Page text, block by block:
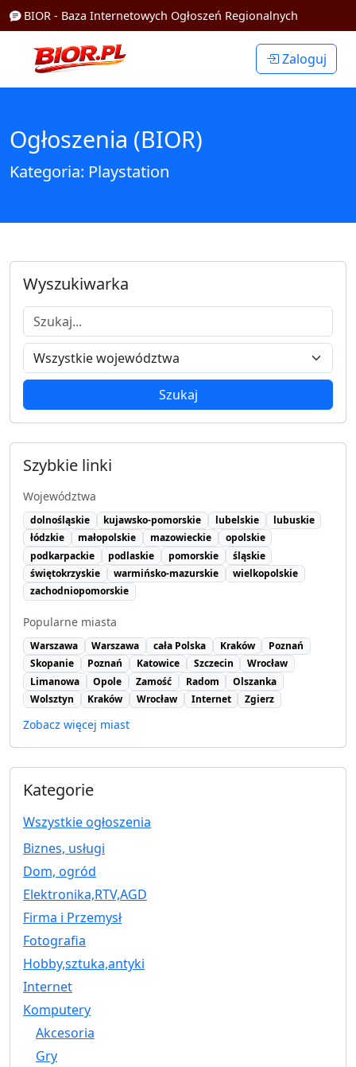
BIOR - Baza Internetowych Ogłoszeń Regionalnych
Zaloguj
Ogłoszenia (BIOR)
Kategoria: Playstation
Wyszukiwarka
Szukaj
Szybkie linki
Województwa
dolnośląskie kujawsko-pomorskie lubelskie
lubuskie
łódzkie
małopolskie mazowieckie
opolskie
podkarpackie
podlaskie pomorskie
śląskie
świętokrzyskie
warmińsko-mazurskie
wielkopolskie
zachodniopomorskie
Popularne miasta
Warszawa Warszawa cała Polska Kraków
Poznań
Skopanie
Poznań Katowice Szczecin
Wrocław
Limanowa
Opole Zamość Radom
Olszanka
Wolsztyn
Kraków Wrocław Internet Zgierz
Zobacz więcej miast
Kategorie
Wszystkie ogłoszenia
Biznes, usługi
Dom, ogród
Elektronika,RTV,AGD
Firma i Przemysł
Fotografia
Hobby,sztuka,antyki
Internet
Komputery
Akcesoria
Gry